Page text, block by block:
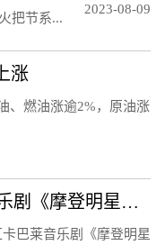
把节系...
2023-08-09
涨
、燃油涨逾2%，原油涨
于舞台呈演“逐梦好莱坞” 音乐剧《摩登明星梦》将正式启幕
巴莱音乐剧《摩登明星